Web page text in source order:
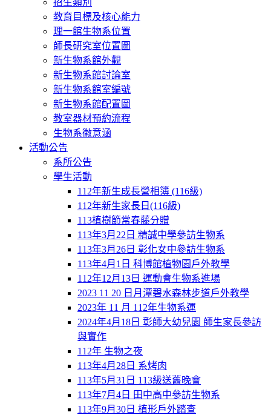
教育目標及核心能力
理一館生物系位置
師長研究室位置圖
新生物系館外觀
新生物系館討論室
新生物系館室編號
新生物系館配置圖
教室器材預約流程
生物系徽意涵
活動公告
系所公告
學生活動
112年新生成長營相簿 (116級)
112年新生家長日(116級)
113植樹節常春藤分贈
113年3月22日 精誠中學參訪生物系
113年3月26日 彰化女中參訪生物系
113年4月1日 科博館植物園戶外教學
112年12月13日 運動會生物系進場
2023 11 20 日月潭碧水森林步道戶外教學
2023年 11 月 112年生物系運
2024年4月18日 彰師大幼兒園 師生家長參訪
與實作
112年 生物之夜
113年4月28日 系烤肉
113年5月31日 113級送舊晚會
113年7月4日 田中高中參訪生物系
113年9月30日 植形戶外踏查